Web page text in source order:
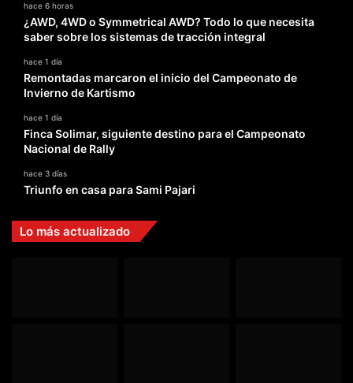
hace 6 horas
¿AWD, 4WD o Symmetrical AWD? Todo lo que necesita
saber sobre los sistemas de tracción integral
hace 1 día
Remontadas marcaron el inicio del Campeonato de
Invierno de Kartismo
hace 1 día
Finca Solimar, siguiente destino para el Campeonato
Nacional de Rally
hace 3 días
Triunfo en casa para Sami Pajari
Lo más actualizado